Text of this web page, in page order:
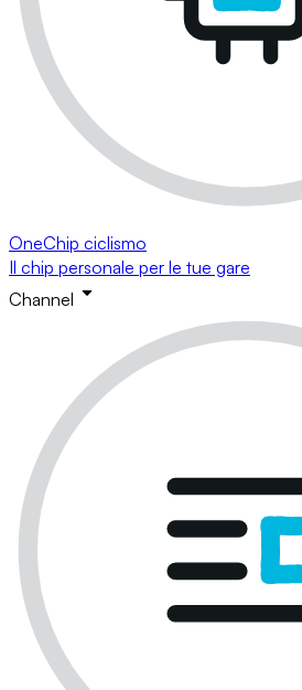
OneChip ciclismo
Il chip personale per le tue gare
Channel